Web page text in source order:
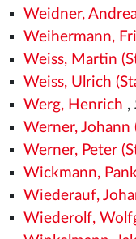
Weidner,
Weihermann,
Weiss, Martin
Weiss, Ulrich
Werg, Henrich ,
Werner, Johann
Werner, Peter
Wickmann,
Wiederauf,
Wiederolf,